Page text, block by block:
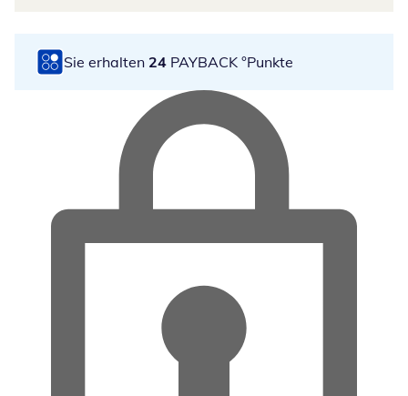
Sie erhalten 24 PAYBACK °Punkte